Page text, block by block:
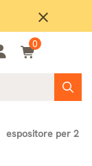
close
0
espositore per 2